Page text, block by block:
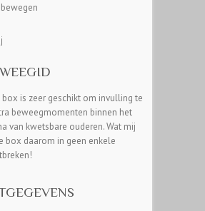
box is zeer geschikt om invulling te
beweegmomenten binnen het
van kwetsbare ouderen. Wat mij
box daarom in geen enkele